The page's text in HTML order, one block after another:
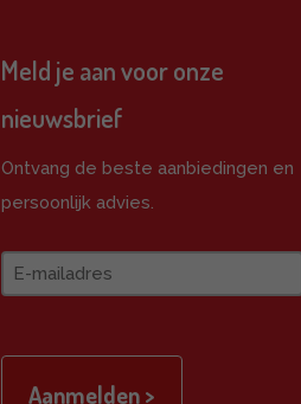
Meld je aan voor onze
nieuwsbrief
Ontvang de beste aanbiedingen en
persoonlijk advies.
E-
mailadres